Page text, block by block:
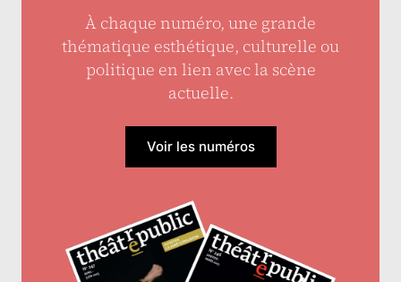
À chaque numéro, une grande
thématique esthétique, culturelle ou
politique en lien avec la scène
actuelle.
Voir les numéros